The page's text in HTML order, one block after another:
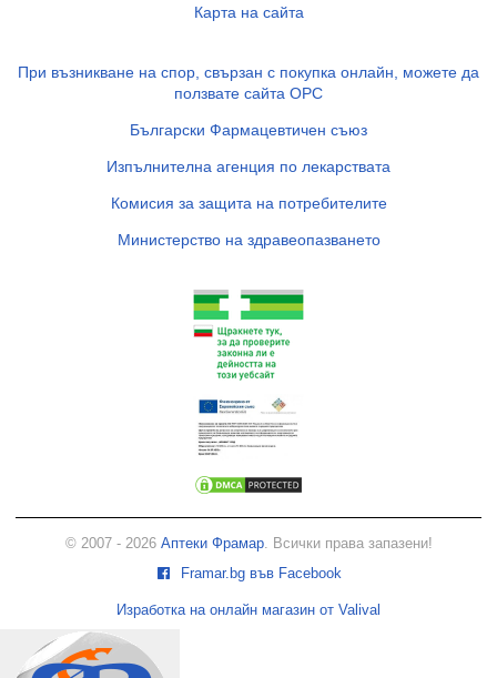
Карта на сайта
При възникване на спор, свързан с покупка онлайн, можете да
ползвате сайта ОРС
Български Фармацевтичен съюз
Изпълнителна агенция по лекарствата
Комисия за защита на потребителите
Министерство на здравеопазването
© 2007 - 2026 Аптеки Фрамар. Всички права запазени!
Framar.bg във Facebook
Изработка на онлайн магазин от Valival